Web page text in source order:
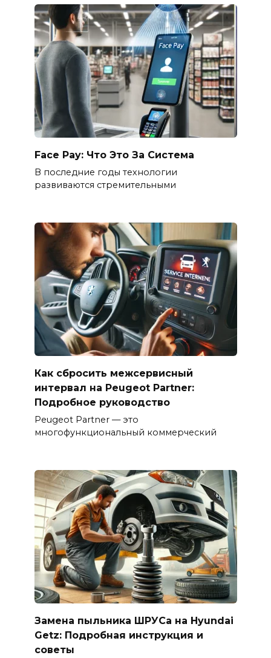
Face Pay: Что Это За Система
В последние годы технологии
развиваются стремительными
Как сбросить межсервисный
интервал на Peugeot Partner:
Подробное руководство
Peugeot Partner — это
многофункциональный коммерческий
Замена пыльника ШРУСа на Hyundai
Getz: Подробная инструкция и
советы